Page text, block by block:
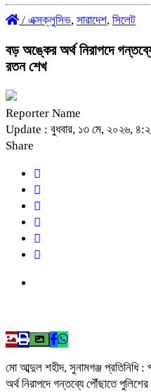
/ এক্সক্লুসিভ, সারাদেশ, সিলেট
বড় অঙ্কের অর্থ নিরাপদে
রতন শেখ
Reporter Name
Update : বুধবার, ১৩ মে, ২০২৬,
Share
মো আব্দুল শহীদ, সুনামগঞ্জ প্রতিনিধি :
অর্থ নিরাপদে গন্তব্যে পৌঁছাতে